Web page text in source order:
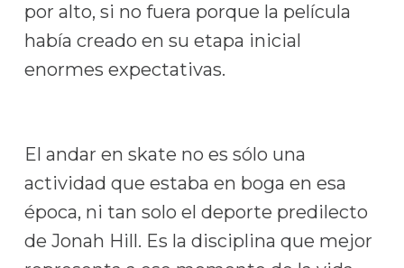
por alto, si no fuera porque la película
había creado en su etapa inicial
enormes expectativas.
El andar en skate no es sólo una
actividad que estaba en boga en esa
época, ni tan solo el deporte predilecto
de Jonah Hill. Es la disciplina que mejor